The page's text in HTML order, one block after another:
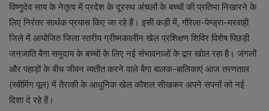
विष्णुदेव साय के नेतृत्व में प्रदेश के दूरस्थ अंचलों के बच्चों की प्रतिभा निखारने के
लिए निरंतर सार्थक प्रयास किए जा रहे हैं। इसी कड़ी में, गौरेला-पेण्ड्रा-मरवाही
जिले में आयोजित जिला स्तरीय ग्रीष्मकालीन खेल प्रशिक्षण शिविर विशेष पिछड़ी
जनजाति बैगा समुदाय के बच्चों के लिए नई संभावनाओं के द्वार खोल रहा है। जंगलों
और पहाड़ों के बीच जीवन व्यतीत करने वाले बैगा बालक-बालिकाएं आज तरणताल
(स्वीमिंग पूल) में तैराकी के आधुनिक खेल कौशल सीखकर अपने सपनों को नई
दिशा दे रहे हैं।